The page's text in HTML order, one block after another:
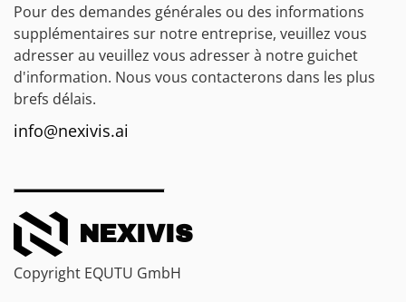
Pour des demandes générales ou des informations
supplémentaires sur notre entreprise, veuillez vous
adresser au veuillez vous adresser à notre guichet
d'information. Nous vous contacterons dans les plus
brefs délais.
info@nexivis.ai
NEXIVIS
Copyright EQUTU GmbH